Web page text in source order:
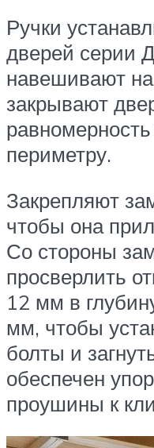
Ручки
дверей серии
навешивают на
закрывают
периметру.
Закрепляют
чтобы она
Со стороны
просверлить
12 мм в
мм, чтобы
болты и
обеспечен
проушины к